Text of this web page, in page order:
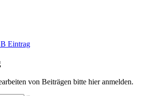
Eintrag
von Beiträgen bitte hier anmelden.